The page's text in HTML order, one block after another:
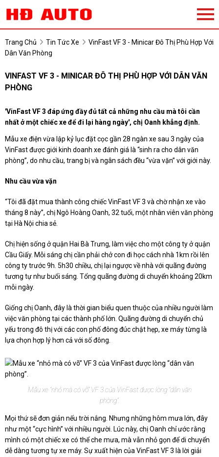
Trang Chủ Tin Tức Xe
VinFast VF 3 - Minicar Đô Thị Phù Hợp Với
Dân Văn Phòng
VINFAST VF 3 - MINICAR ĐÔ THỊ PHÙ HỢP VỚI DÂN VĂN
PHÒNG
'VinFast VF 3 đáp ứng đầy đủ tất cả những nhu cầu mà tôi cần
nhất ở một chiếc xe để đi lại hàng ngày', chị Oanh khẳng định.
Mẫu xe điện vừa lập kỷ lục đặt cọc gần 28 ngàn xe sau 3 ngày của
VinFast được giới kinh doanh xe đánh giá là “sinh ra cho dân văn
phòng”, do nhu cầu, trang bị và ngân sách đều “vừa vặn” với giới này.
Nhu cầu vừa vặn
“Tôi đã đặt mua thành công chiếc VinFast VF 3 và chờ nhận xe vào
tháng 8 này”, chị Ngô Hoàng Oanh, 32 tuổi, một nhân viên văn phòng
tại Hà Nội chia sẻ.
Chị hiện sống ở quận Hai Bà Trưng, làm việc cho một công ty ở quận
Cầu Giấy. Mỗi sáng chị cần phải chở con đi học cách nhà 1km rồi lên
công ty trước 9h. 5h30 chiều, chị lại ngược về nhà với quãng đường
tương tự như buổi sáng. Tổng quãng đường di chuyển khoảng 20km
mỗi ngày.
Giống chị Oanh, đây là thời gian biểu quen thuộc của nhiều người làm
việc văn phòng tại các thành phố lớn. Quãng đường di chuyển chủ
yếu trong đô thị với các con phố đông đúc chật hẹp, xe máy từng là
lựa chọn hợp lý hơn cả với số đông.
Mẫu xe “nhỏ mà có võ” VF 3 của VinFast được lòng “dân văn
phòng”.
Mọi thứ sẽ đơn giản nếu trời nắng. Nhưng những hôm mưa lớn, đây
như một “cực hình” với nhiều người. Lúc này, chị Oanh chỉ ước rằng
mình có một chiếc xe có thể che mưa, mà vẫn nhỏ gọn để di chuyển
dễ dàng tương tự xe máy. Sự xuất hiện của VinFast VF 3 là lời giải